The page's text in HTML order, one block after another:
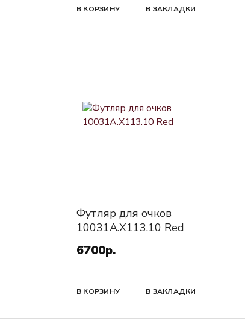
В КОРЗИНУ В ЗАКЛАДКИ
Футляр для очков
10031A.X113.10 Red
6700р.
В КОРЗИНУ В ЗАКЛАДКИ